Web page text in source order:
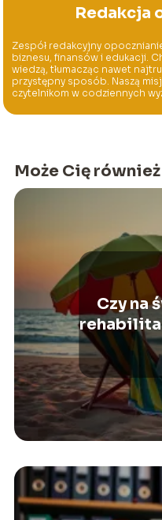
Redakcja
Zespół redakcyjny
biznesu, finansów i edukacji.
wiedzą, tłumacząc nawet
przystępny sposób. Naszą
czytelnikom w codziennych
Może Cię
Czy na